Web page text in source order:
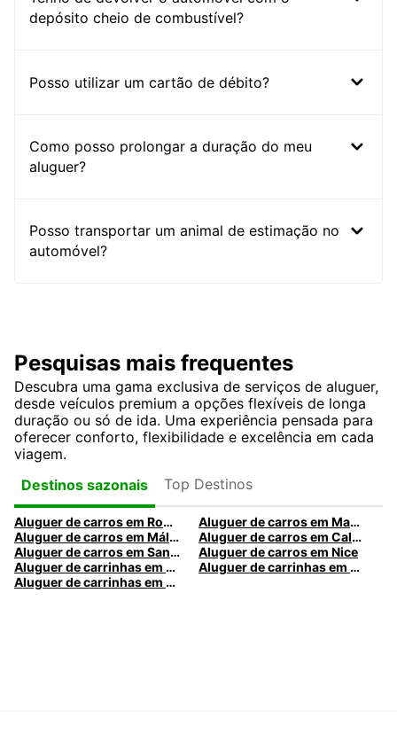
depósito cheio de combustível?
Posso utilizar um cartão de débito?
Como posso prolongar a duração do meu
aluguer?
Posso transportar um animal de estimação no
automóvel?
Pesquisas mais frequentes
Descubra uma gama exclusiva de serviços de aluguer,
desde veículos premium a opções flexíveis de longa
duração ou só de ida. Uma experiência pensada para
oferecer conforto, flexibilidade e excelência em cada
viagem.
Destinos sazonais
Top Destinos
Aluguer de carros em Roma
Aluguer de carros em Madrid
Aluguer de carros em Málaga
Aluguer de carros em Caldas da Rainha
Aluguer de carros em Santa Maria da Feira
Aluguer de carros em Nice
Aluguer de carrinhas em Nice
Aluguer de carrinhas em Santa Maria da Feira
Aluguer de carrinhas em Caldas da Rainha